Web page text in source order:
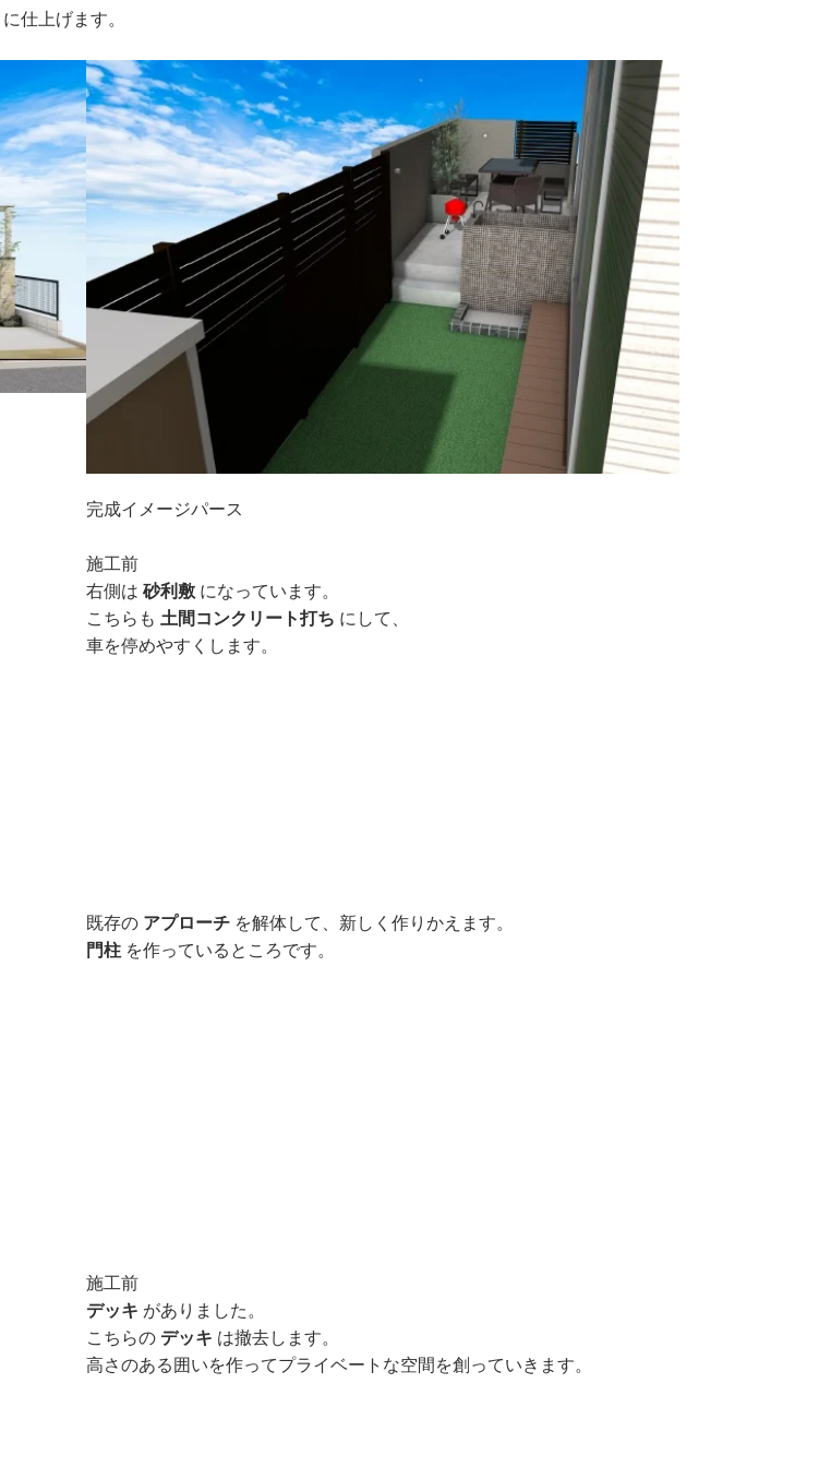
に仕上げます。
完成イメージパース
施工前
右側は 砂利敷 になっています。
こちらも 土間コンクリート打ち にして、
車を停めやすくします。
既存の アプローチ を解体して、新しく作りかえます。
門柱 を作っているところです。
施工前
デッキ がありました。
こちらの デッキ は撤去します。
高さのある囲いを作ってプライベートな空間を創っていきます。